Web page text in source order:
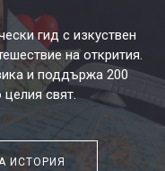
гид с изкуствен
на открития.
и поддържа 200
свят.
ИСТОРИЯ